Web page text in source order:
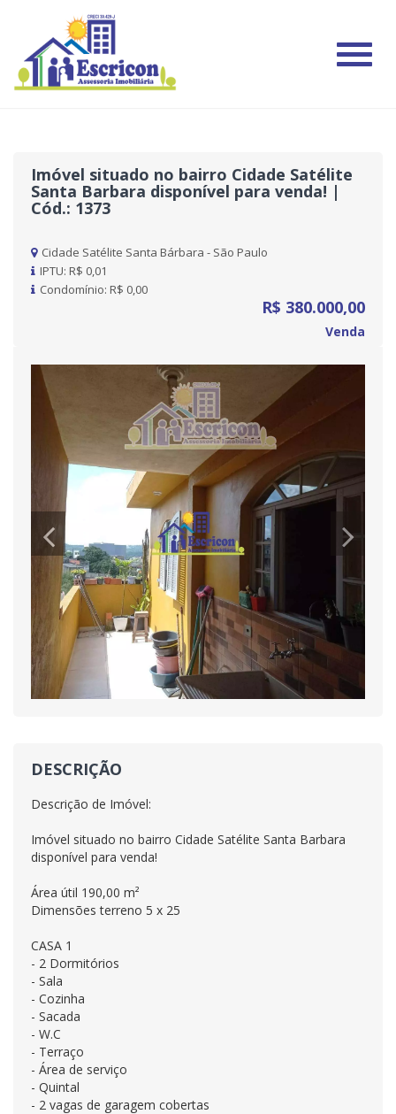
#
Imóvel situado no bairro Cidade Satélite
Santa Barbara disponível para venda! |
Cód.: 1373
Cidade Satélite Santa Bárbara - São Paulo
IPTU: R$ 0,01
Condomínio: R$ 0,00
R$ 380.000,00
Venda
Previous
DESCRIÇÃO
Descrição de Imóvel:
Imóvel situado no bairro Cidade Satélite Santa Barbara
disponível para venda!
Área útil 190,00 m²
Dimensões terreno 5 x 25
CASA 1
- 2 Dormitórios
- Sala
- Cozinha
- Sacada
- W.C
- Terraço
- Área de serviço
- Quintal
- 2 vagas de garagem cobertas